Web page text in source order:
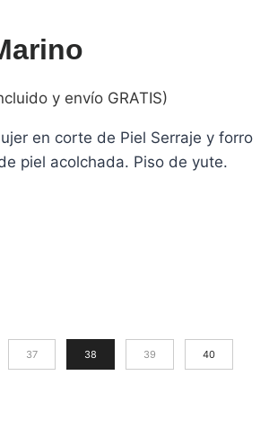
y envío GRATIS)
en corte de Piel Serraje y forro
piel acolchada. Piso de yute.
37 38 39 40